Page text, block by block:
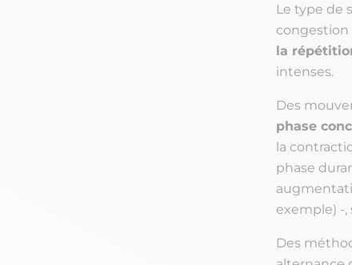
Le type de
congestion
la
intenses.
Des
phase
la
phase
exemple) -
Des